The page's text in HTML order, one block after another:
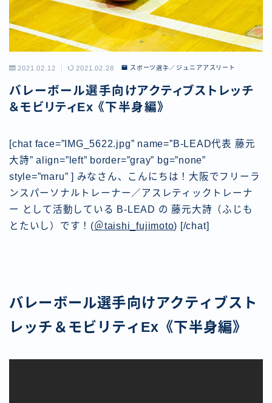
2021.02.12 2021.02.28 スポーツ選手／ジュニアアスリート
バレーボール選手向けアクティブストレッチ
＆モビリティEx 《下半身編》
[chat face=”IMG_5622.jpg” name=”B-LEAD代表 藤元
大詩” align=”left” border=”gray” bg=”none”
style=”maru” ] みなさん、こんにちは！大阪でフリーラ
ンスパーソナルトレーナー／アスレティックトレーナ
ー として活動している B-LEAD の 藤元大詩（ふじも
とたいし）です！(＠taishi_fujimoto) [/chat]
バレーボール選手向けアクティブスト
レッチ＆モビリティEx《下半身編》